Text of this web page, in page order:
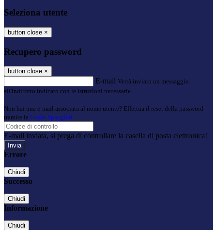
Seleziona utente
button close ×
Recupero password
button close ×
E-mail Verrà inviato un messaggio
all'indirizzo indicato con le istruzioni necessarie.
Non hai una e-mail associata al nome utente? Effettua il reset della password
tramite la Login Spaggiari
E-mail inviata, si prega di controllare la casella di posta elettronica!
Errore
Chiudi
Successo
Chiudi
Informazione
Chiudi